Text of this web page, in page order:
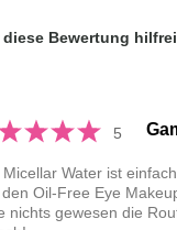
diese Bewertung
5
Micellar Water ist
Oil-Free Eye
nichts gewesen die